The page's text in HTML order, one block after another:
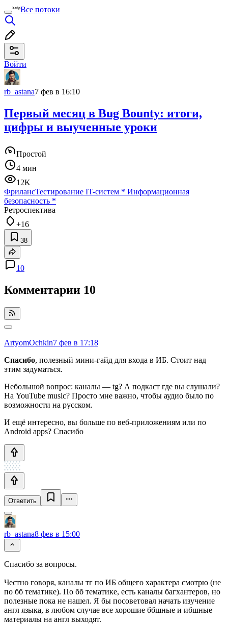
Все потоки
Войти
rb_astana7 фев в 16:10
Первый месяц в Bug Bounty: итоги,
цифры и выученные уроки
Простой
4 мин
12K
ФрилансТестирование IT-систем * Информационная
безопасность *
Ретроспектива
+16
38
10
Комментарии 10
ArtyomOchkin7 фев в 17:18
Спасибо, полезный мини-гайд для входа в ИБ. Стоит над
этим задуматься.
Небольшой вопрос: каналы — tg? А подкаст где вы слушали?
На YouTube music? Просто мне важно, чтобы аудио было по
возможности на русском.
И ещё интересно, вы больше по веб-приложениям или по
Android apps? Спасибо
Ответить
rb_astana8 фев в 15:00
Спасибо за вопросы.
Честно говоря, каналы тг по ИБ общего характера смотрю (не
по бб тематике). По бб тематике, есть каналы багхантеров, но
полезные пока не нашел. Я бы посоветовал начать изучение
англ языка, в любом случае все хорошие ббшные и ибшные
материалы на англ выходят.